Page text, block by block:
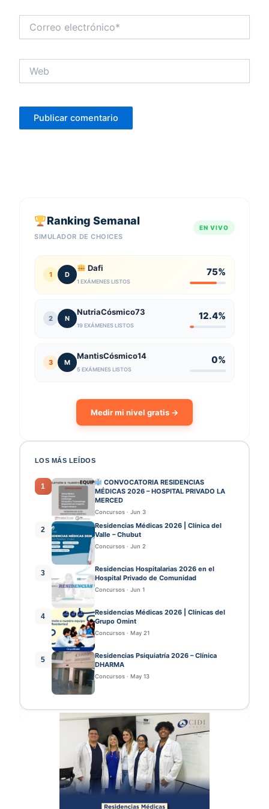
electrónico*
Ranking Semanal
SIMULADOR DE CHOICES
EN VIVO
1 D
Dafi
1 EXÁMENES LISTOS
75%
2 N
NutriaCósmico73
19 EXÁMENES LISTOS
12.4%
3 M
MantisCósmico14
5 EXÁMENES LISTOS
0%
Medir mi nivel gratis →
LOS MÁS LEÍDOS
1
CONVOCATORIA RESIDENCIAS
MÉDICAS 2026 – HOSPITAL PRIVADO LA
MERCED
Concursos · Jun 3
2
Residencias Médicas 2026 | Clínica del
Valle – Chubut
Concursos · Jun 2
3
Residencias Hospitalarias 2026 en el
Hospital Privado de Comunidad
Concursos · Jun 1
4
Residencias Médicas 2026 | Clínicas del
Grupo Omint
Concursos · May 21
5
Residencias Psiquiatría 2026 – Clínica
DHARMA
Concursos · May 13